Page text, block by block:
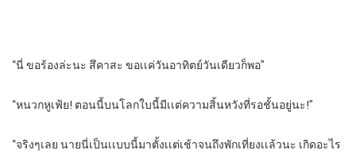
“นี่​ ขอร้องล่ะ​นะ​ สึคาสะ​ ขอเเค่วันอาทิตย์วันเดียวก็พอ”
“หนวกหูเฟ้ย! ตอนนี้บนโลกใบนี้มีเเต่ความสิ้นหวังที่รอชั้นอยู่นะ!”
“จริงๆเลย​ นายนี่เป็นเเบบนี้มาตั้งเเต่เช้าจนถึงพักเที่ยงเเล้ว​นะ​ เกิดอะไร